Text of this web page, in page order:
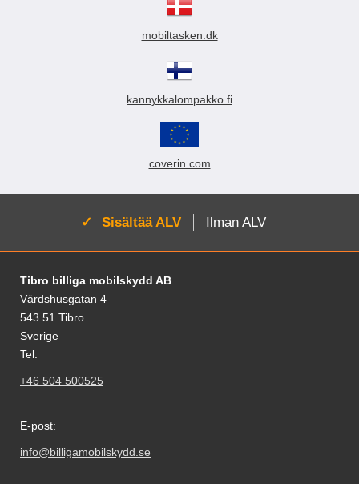
mobiltasken.dk
kannykkalompakko.fi
coverin.com
Aktivoi:
Sisältää ALV Ilman ALV
Alatunnisteen sisältö Sekalaista tietoa ja
Tibro billiga mobilskydd AB
Värdshusgatan 4
543 51 Tibro
Sverige
Tel:
+46 504 500525
E-post:
info@billigamobilskydd.se